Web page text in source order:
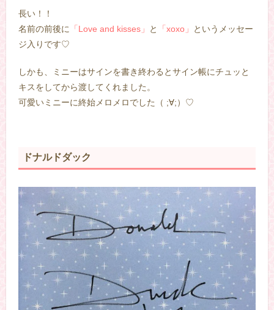
長い！！
名前の前後に 「Love and kisses」 と 「xoxo」
というメッセー
ジ入りです♡
しかも、ミニーはサインを書き終わるとサイン帳にチュッと
キスをしてから渡してくれました。
可愛いミニーに終始メロメロでした（ ;∀;）♡
ドナルドダック